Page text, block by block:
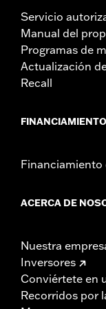
Servicio
Manual del
Programas de
Actualización
Recall
FINANCIAMIENTO
ACERCA DE
Nuestra
Inversores
Conviértete en
Recorridos por